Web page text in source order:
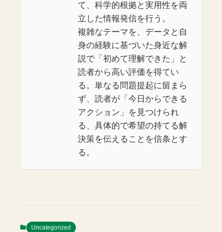
て、科学的根拠と実用性を両
立した情報発信を行う。
複雑なテーマを、データと自
身の経験に基づいた身近な解
説で「初めて理解できた」と
読者から高い評価を得てい
る。単なる問題提起に留まら
ず、読者が「今日からできる
アクション」を見つけられ
る、具体的で希望の持てる解
決策を伝えることを信条とす
る。
Uncategorized